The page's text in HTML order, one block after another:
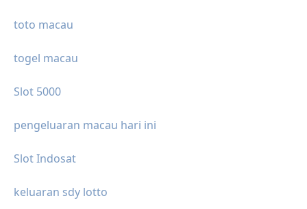
toto macau
togel macau
Slot 5000
pengeluaran macau hari ini
Slot Indosat
keluaran sdy lotto